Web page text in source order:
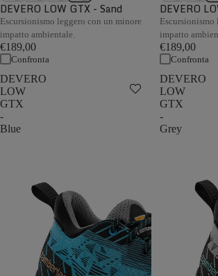
DEVERO LOW GTX - Sand
Escursionismo leggero con un minore
impatto ambientale.
€189,00
Confronta
DEVERO
Escursionismo
impatto
€189,00
Confronta
DEVERO
LOW
GTX
-
Blue
DEVERO
LOW
GTX
-
Grey